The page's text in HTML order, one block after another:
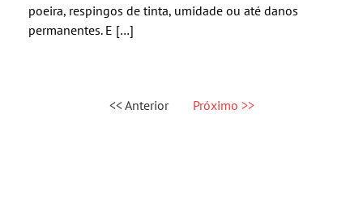
poeira, respingos de tinta, umidade ou até danos
permanentes. E […]
<< Anterior Próximo >>